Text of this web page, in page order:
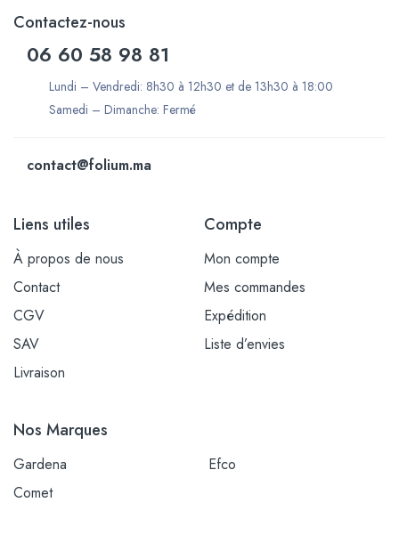
Contactez-nous
06 60 58 98 81
Lundi – Vendredi: 8h30 à 12h30 et de 13h30 à 18:00
Samedi – Dimanche: Fermé
contact@folium.ma
Liens utiles
À propos de nous
Contact
CGV
SAV
Livraison
Compte
Mon compte
Mes commandes
Expédition
Liste d’envies
Nos Marques
Gardena
Efco
Comet